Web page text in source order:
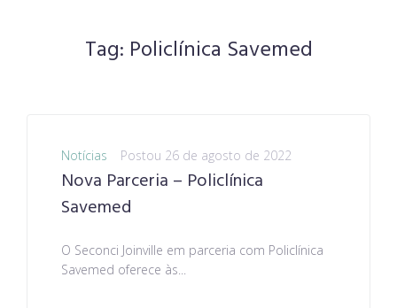
Tag: Policlínica Savemed
Notícias Postou 26 de agosto de 2022
Nova Parceria – Policlínica
Savemed
O Seconci Joinville em parceria com Policlínica
Savemed oferece às...